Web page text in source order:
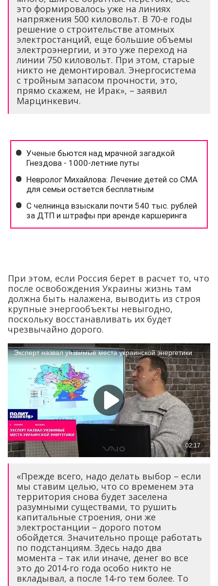
это формировалось уже на линиях
напряжения 500 киловольт. В 70-е годы
решение о строительстве атомных
электростанций, еще большие объемы
электроэнергии, и это уже переход на
линии 750 киловольт. При этом, старые
никто не демонтировал. Энергосистема
с тройным запасом прочности, это,
прямо скажем, не Ирак», – заявил
Марцинкевич.
При этом, если Россия берет в расчет то, что
после освобождения Украины жизнь там
должна быть налажена, выводить из строя
крупные энергообъекты невыгодно,
поскольку восстанавливать их будет
чрезвычайно дорого.
«Прежде всего, надо делать выбор – если
мы ставим целью, что со временем эта
территория снова будет заселена
разумными существами, то рушить
капитальные строения, они же
электростанции – дорого потом
обойдется. Значительно проще работать
по подстанциям. Здесь надо два
момента – так или иначе, денег во все
это до 2014-го года особо никто не
вкладывал, а после 14-го тем более. То